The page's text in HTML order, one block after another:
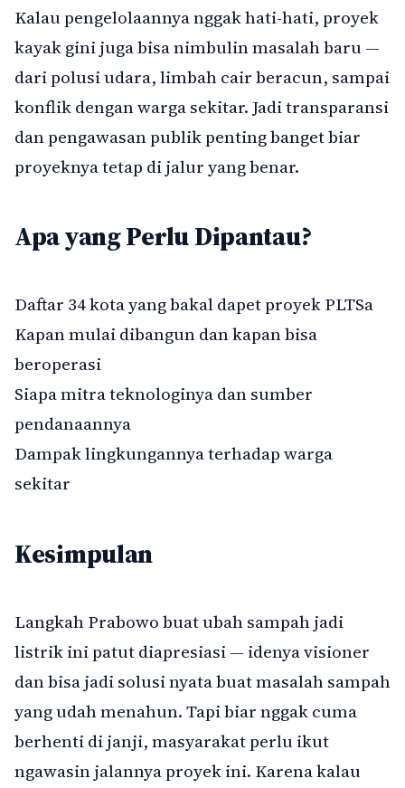
Kalau pengelolaannya nggak hati-hati, proyek
kayak gini juga bisa nimbulin masalah baru —
dari polusi udara, limbah cair beracun, sampai
konflik dengan warga sekitar. Jadi transparansi
dan pengawasan publik penting banget biar
proyeknya tetap di jalur yang benar.
Apa yang Perlu Dipantau?
Daftar 34 kota yang bakal dapet proyek PLTSa
Kapan mulai dibangun dan kapan bisa
beroperasi
Siapa mitra teknologinya dan sumber
pendanaannya
Dampak lingkungannya terhadap warga
sekitar
Kesimpulan
Langkah Prabowo buat ubah sampah jadi
listrik ini patut diapresiasi — idenya visioner
dan bisa jadi solusi nyata buat masalah sampah
yang udah menahun. Tapi biar nggak cuma
berhenti di janji, masyarakat perlu ikut
ngawasin jalannya proyek ini. Karena kalau